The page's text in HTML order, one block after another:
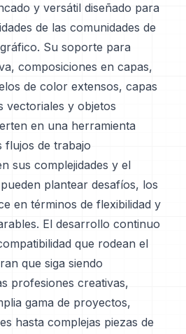
y versátil diseñado para
de las comunidades de
Su soporte para
composiciones en capas,
de color extensos, capas
vectoriales y objetos
en una herramienta
flujos de trabajo
sus complejidades y el
plantear desafíos, los
en términos de flexibilidad y
El desarrollo continuo
que rodean el
que siga siendo
profesiones creativas,
gama de proyectos,
hasta complejas piezas de